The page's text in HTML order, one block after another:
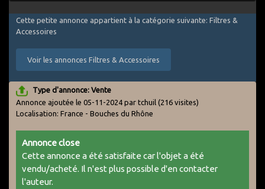
Cette petite annonce appartient à la catégorie suivante: Filtres &
Accessoires
Voir les annonces Filtres & Accessoires
Type d'annonce: Vente
Annonce ajoutée le 05-11-2024 par tchuil (216 visites)
Localisation: France - Bouches du Rhône
Annonce close
Cette annonce a été satisfaite car l'objet a été
vendu/acheté. Il n'est plus possible d'en contacter
l'auteur.